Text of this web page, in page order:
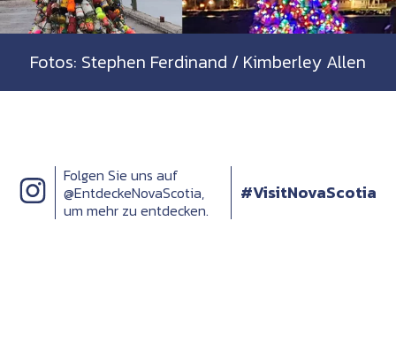
Fotos: Stephen Ferdinand / Kimberley Allen
Folgen Sie uns auf
@EntdeckeNovaScotia,
um mehr zu entdecken.
#VisitNovaScotia